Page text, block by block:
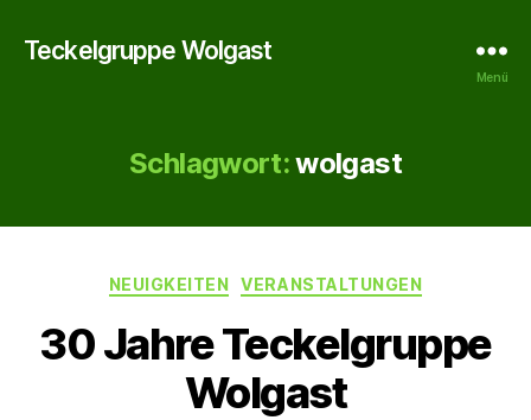
Teckelgruppe Wolgast
Menü
Schlagwort:wolgast
Kategorien
NEUIGKEITEN VERANSTALTUNGEN
30 Jahre Teckelgruppe
Wolgast